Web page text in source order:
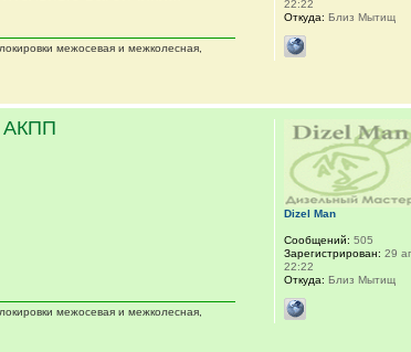
межосевая и межколесная,
22:22
Откуда: Близ Мытищ
АКПП
межосевая и межколесная,
Dizel Man
Сообщений: 505
Зарегистрирован: 29
22:22
Откуда: Близ Мытищ